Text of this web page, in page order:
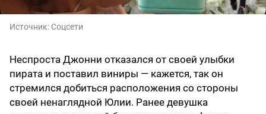
Источник: Соцсети
Неспроста Джонни отказался от своей улыбки
пирата и поставил виниры — кажется, так он
стремился добиться расположения со стороны
своей ненаглядной Юлии. Ранее девушка